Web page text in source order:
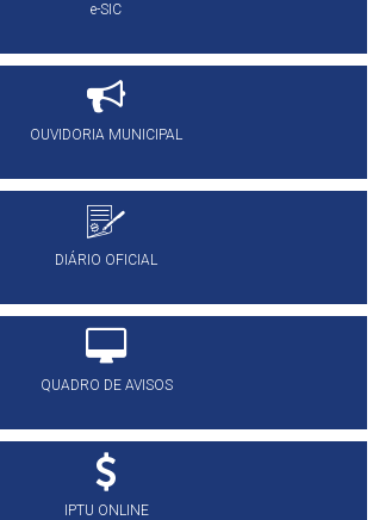
e-SIC
OUVIDORIA MUNICIPAL
DIÁRIO OFICIAL
QUADRO DE AVISOS
IPTU ONLINE